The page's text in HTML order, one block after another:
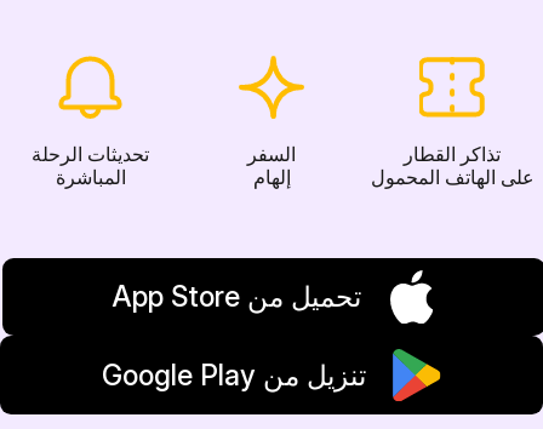
تذاكر القطار
على الهاتف المحمول
السفر
إلهام
تحديثات الرحلة
المباشرة
تحميل من App Store
تنزيل من Google Play